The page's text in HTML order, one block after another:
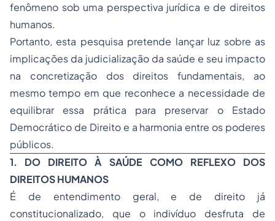
fenômeno sob uma perspectiva jurídica e de direitos
humanos.
Portanto, esta pesquisa pretende lançar luz sobre as
implicações da judicialização da saúde e seu impacto
na concretização dos direitos fundamentais, ao
mesmo tempo em que reconhece a necessidade de
equilibrar essa prática para preservar o Estado
Democrático de Direito e a harmonia entre os poderes
públicos.
1. DO DIREITO À SAÚDE COMO REFLEXO DOS
DIREITOS HUMANOS
É de entendimento geral, e de direito já
constitucionalizado, que o indivíduo desfruta de